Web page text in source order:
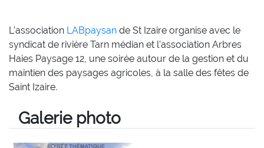
L’association LABpaysan de St Izaire organise avec le
syndicat de rivière Tarn médian et l'association Arbres
Haies Paysage 12, une soirée autour de la gestion et du
maintien des paysages agricoles, à la salle des fêtes de
Saint Izaire.
Galerie photo